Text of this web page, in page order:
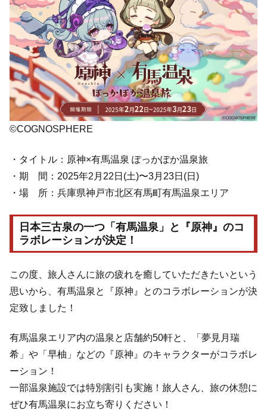
©COGNOSPHERE
・タイトル：原神×有馬温泉 ぽっかぽか温泉旅
・期 間：2025年2月22日(土)〜3月23日(日)
・場 所：兵庫県神戸市北区有馬町有馬温泉エリア
日本三古泉の一つ「有馬温泉」と『原神』のコ
ラボレーションが決定！
この度、旅人さんに旅の疲れを癒していただきたいという
思いから、有馬温泉と『原神』とのコラボレーションが決
定致しました！
有馬温泉エリア内の温泉と店舗約50軒と、「夢見月瑞
希」や「早柚」などの『原神』のキャラクターがコラボレ
ーション！
一部温泉施設では特別割引も実施！旅人さん、旅の休憩に
ぜひ有馬温泉にお立ち寄りください！